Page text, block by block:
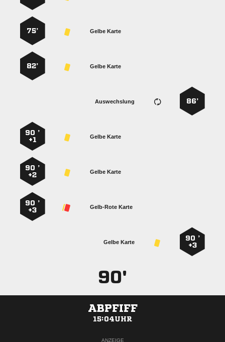
Gelbe Karte
75’
Gelbe Karte
82’
86’
Auswechslung
Gelbe Karte
90 ’
+1
Gelbe Karte
90 ’
+2
Gelb-Rote Karte
90 ’
+3
90 ’
+3
Gelbe Karte
90'
ABPFIFF
15:04UHR
ANZEIGE